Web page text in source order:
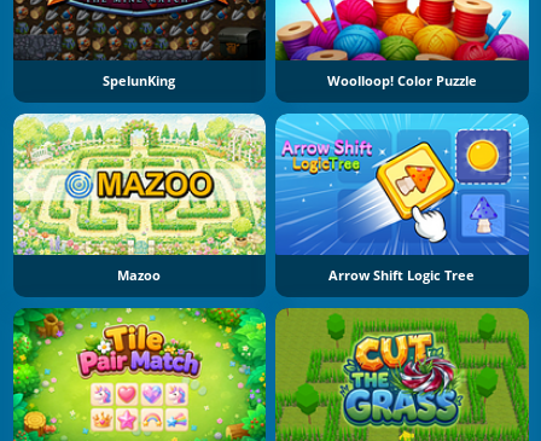
SpelunKing Woolloop! Color Puzzle
Mazoo Arrow Shift Logic Tree